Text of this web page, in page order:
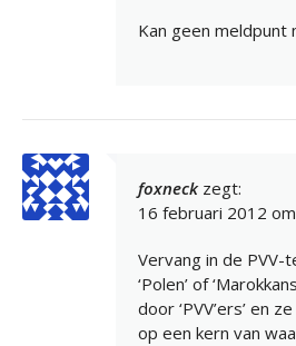
Kan geen meldpunt
foxneck zegt:
16 februari 2012
Vervang in de
‘Polen’ of
door ‘PVV’ers’ en
op een kern van